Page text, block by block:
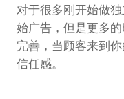
对于很多刚开始做
始广告，但是更多
完善，当顾客来到
信任感。